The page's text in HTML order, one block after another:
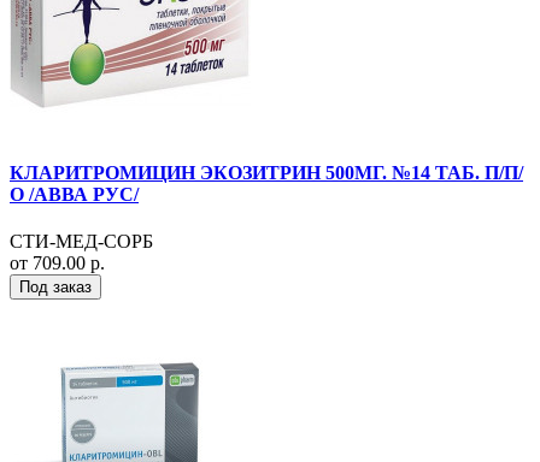
КЛАРИТРОМИЦИН ЭКОЗИТРИН 500МГ. №14 ТАБ. П/П/
О /АВВА РУС/
СТИ-МЕД-СОРБ
от 709.00 р.
Под заказ